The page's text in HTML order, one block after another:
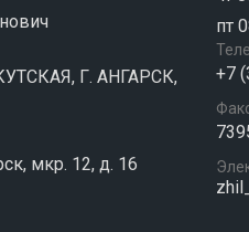
Г. АНГАРСК,
мкр. 12, д. 16
пт
+7